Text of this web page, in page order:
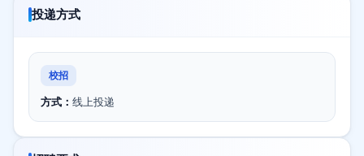
投递方式
校招
方式： 线上投递